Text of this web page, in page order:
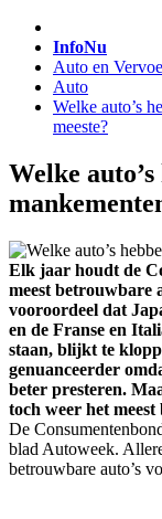
InfoNu
Auto en
Auto
Welke auto’s
meeste?
Welke
Elk jaar houdt de
meest betrouwbare
vooroordeel dat
en de Franse en
staan, blijkt te
genuanceerder
beter presteren.
toch weer het
De
blad Autoweek.
betrouwbare auto’s